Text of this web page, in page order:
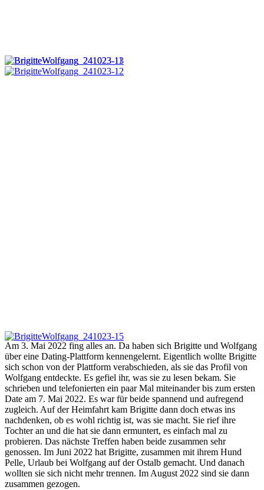
Am 3. Mai 2022 fing alles an. Da haben sich Brigitte und Wolfgang
über eine Dating-Plattform kennengelernt. Eigentlich wollte Brigitte
sich schon von der Plattform verabschieden, als sie das Profil von
Wolfgang entdeckte. Es gefiel ihr, was sie zu lesen bekam. Sie
schrieben und telefonierten ein paar Mal miteinander bis zum ersten
Date am 7. Mai 2022. Es war für beide spannend und aufregend
zugleich. Auf der Heimfahrt kam Brigitte dann doch etwas ins
nachdenken, ob es wohl richtig ist, was sie macht. Sie rief ihre
Tochter an und die hat sie dann ermuntert, es einfach mal zu
probieren. Das nächste Treffen haben beide zusammen sehr
genossen. Im Juni 2022 hat Brigitte, zusammen mit ihrem Hund
Pelle, Urlaub bei Wolfgang auf der Ostalb gemacht. Und danach
wollten sie sich nicht mehr trennen. Im August 2022 sind sie dann
zusammen gezogen.